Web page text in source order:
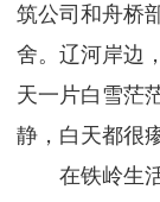
筑公司和舟桥
舍。辽河岸边
天一片白雪茫
静，白天都很
在铁岭生